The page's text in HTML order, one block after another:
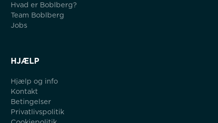
Hvad er Boblberg?
Team Boblberg
Jobs
HJÆLP
Hjælp og info
Kontakt
Betingelser
Privatlivspolitik